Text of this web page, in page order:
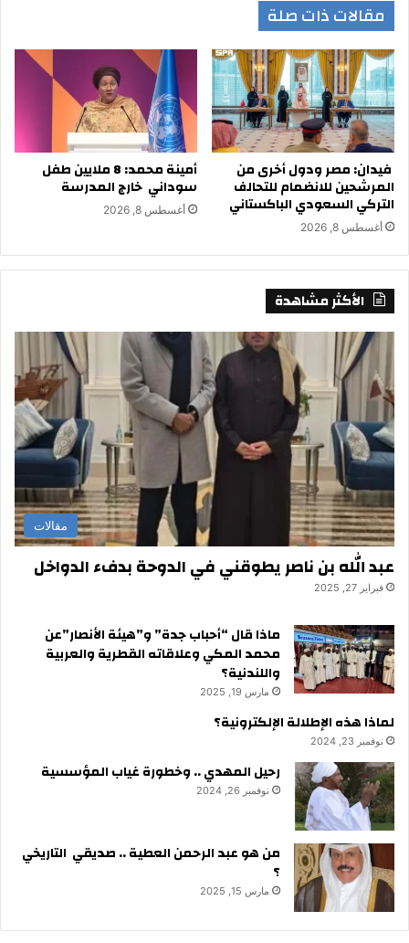
مقالات ذات صلة
فيدان: مصر ودول أخرى من
المرشحين للانضمام للتحالف
التركي السعودي الباكستاني
أغسطس 8, 2026
أمينة محمد: 8 ملايين طفل
سوداني خارج المدرسة
أغسطس 8, 2026
الأكثر مشاهدة
مقالات
عبد الله بن ناصر يطوقني في الدوحة بدفء الدواخل
فبراير 27, 2025
ماذا قال “أحباب جدة” و”هيئة الأنصار”عن
محمد المكي وعلاقاته القطرية والعربية
واللندنية؟
مارس 19, 2025
لماذا هذه الإطلالة الإلكترونية؟
نوفمبر 23, 2024
رحيل المهدي .. وخطورة غياب المؤسسية
نوفمبر 26, 2024
من هو عبد الرحمن العطية .. صديقي التاريخي
؟
مارس 15, 2025